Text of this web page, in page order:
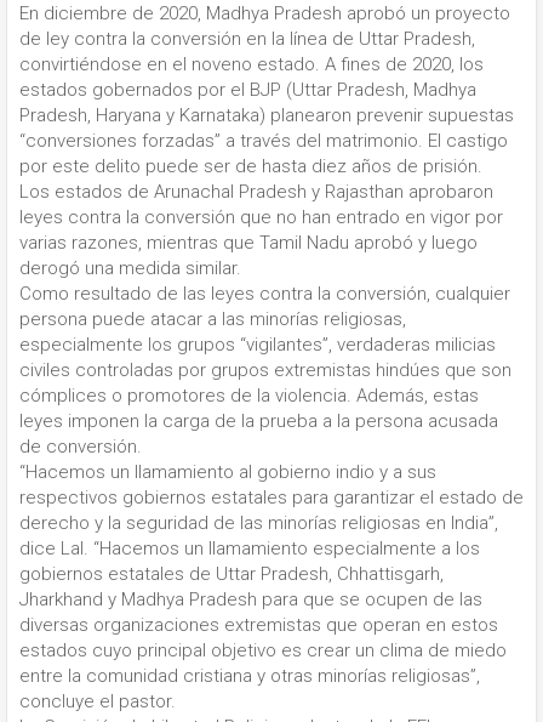
En diciembre de 2020, Madhya Pradesh aprobó un proyecto
de ley contra la conversión en la línea de Uttar Pradesh,
convirtiéndose en el noveno estado. A fines de 2020, los
estados gobernados por el BJP (Uttar Pradesh, Madhya
Pradesh, Haryana y Karnataka) planearon prevenir supuestas
“conversiones forzadas” a través del matrimonio. El castigo
por este delito puede ser de hasta diez años de prisión.
Los estados de Arunachal Pradesh y Rajasthan aprobaron
leyes contra la conversión que no han entrado en vigor por
varias razones, mientras que Tamil Nadu aprobó y luego
derogó una medida similar.
Como resultado de las leyes contra la conversión, cualquier
persona puede atacar a las minorías religiosas,
especialmente los grupos “vigilantes”, verdaderas milicias
civiles controladas por grupos extremistas hindúes que son
cómplices o promotores de la violencia. Además, estas
leyes imponen la carga de la prueba a la persona acusada
de conversión.
“Hacemos un llamamiento al gobierno indio y a sus
respectivos gobiernos estatales para garantizar el estado de
derecho y la seguridad de las minorías religiosas en India”,
dice Lal. “Hacemos un llamamiento especialmente a los
gobiernos estatales de Uttar Pradesh, Chhattisgarh,
Jharkhand y Madhya Pradesh para que se ocupen de las
diversas organizaciones extremistas que operan en estos
estados cuyo principal objetivo es crear un clima de miedo
entre la comunidad cristiana y otras minorías religiosas”,
concluye el pastor.